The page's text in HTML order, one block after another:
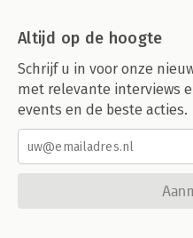
Altijd op de hoogte
Schrijf u in voor onze
met relevante interviews
events en de beste acties.